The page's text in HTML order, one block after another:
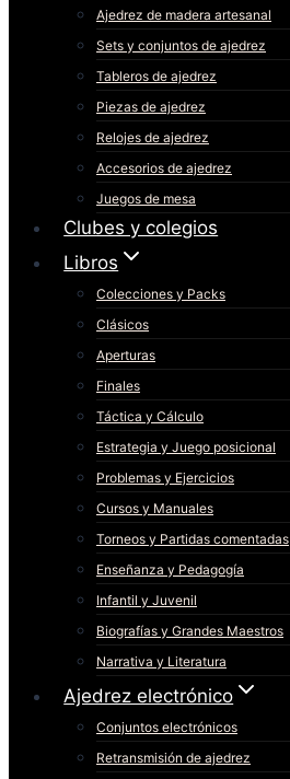
Ajedrez de madera artesanal
Sets y conjuntos de ajedrez
Tableros de ajedrez
Piezas de ajedrez
Relojes de ajedrez
Accesorios de ajedrez
Juegos de mesa
Clubes y colegios
Libros
Colecciones y Packs
Clásicos
Aperturas
Finales
Táctica y Cálculo
Estrategia y Juego posicional
Problemas y Ejercicios
Cursos y Manuales
Torneos y Partidas comentadas
Enseñanza y Pedagogía
Infantil y Juvenil
Biografías y Grandes Maestros
Narrativa y Literatura
Ajedrez electrónico
Conjuntos electrónicos
Retransmisión de ajedrez